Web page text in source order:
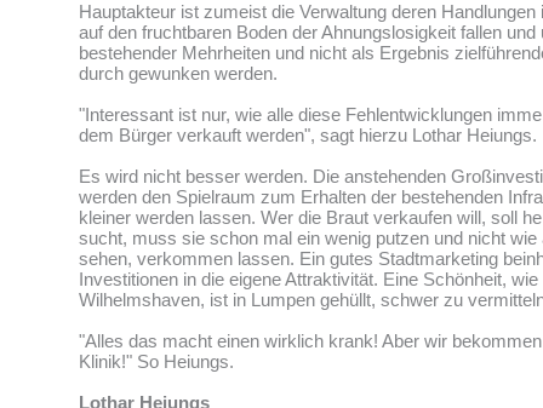
Hauptakteur ist zumeist die Verwaltung deren
auf den fruchtbaren Boden der Ahnungslosigkeit fallen und
bestehender Mehrheiten und nicht als Ergebnis
durch gewunken werden.
"Interessant ist nur, wie alle diese Fehlentwicklungen
dem Bürger verkauft werden", sagt hierzu Lothar Heiungs.
Es wird nicht besser werden. Die anstehenden
werden den Spielraum zum Erhalten der bestehenden
kleiner werden lassen. Wer die Braut verkaufen will, soll
sucht, muss sie schon mal ein wenig putzen und nicht wie
sehen, verkommen lassen. Ein gutes Stadtmarketing
Investitionen in die eigene Attraktivität. Eine Schönheit,
Wilhelmshaven, ist in Lumpen gehüllt, schwer zu
"Alles das macht einen wirklich krank! Aber wir
Klinik!" So Heiungs.
Lothar Heiungs